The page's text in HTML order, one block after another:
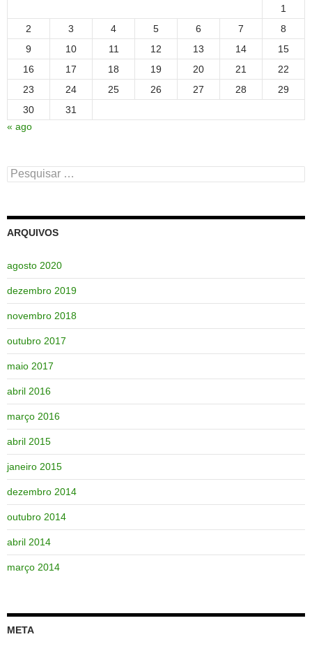
1
2
3 4 5 6 7
8
9
10 11 12 13 14
15
16
17 18 19 20 21
22
23
24 25 26 27 28
29
30
31
« ago
Pesquisar
por:
ARQUIVOS
agosto 2020
dezembro 2019
novembro 2018
outubro 2017
maio 2017
abril 2016
março 2016
abril 2015
janeiro 2015
dezembro 2014
outubro 2014
abril 2014
março 2014
META